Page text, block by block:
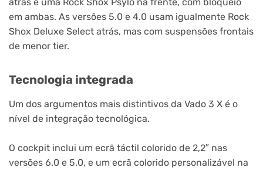
em ambas. As versões 5.0 e 4.0 usam igualmente Rock
Shox Deluxe Select atrás, mas com suspensões frontais
de menor tier.
Tecnologia integrada
Um dos argumentos mais distintivos da Vado 3 X é o
nível de integração tecnológica.
O cockpit inclui um ecrã táctil colorido de 2,2″ nas
versões 6.0 e 5.0, e um ecrã colorido personalizável na